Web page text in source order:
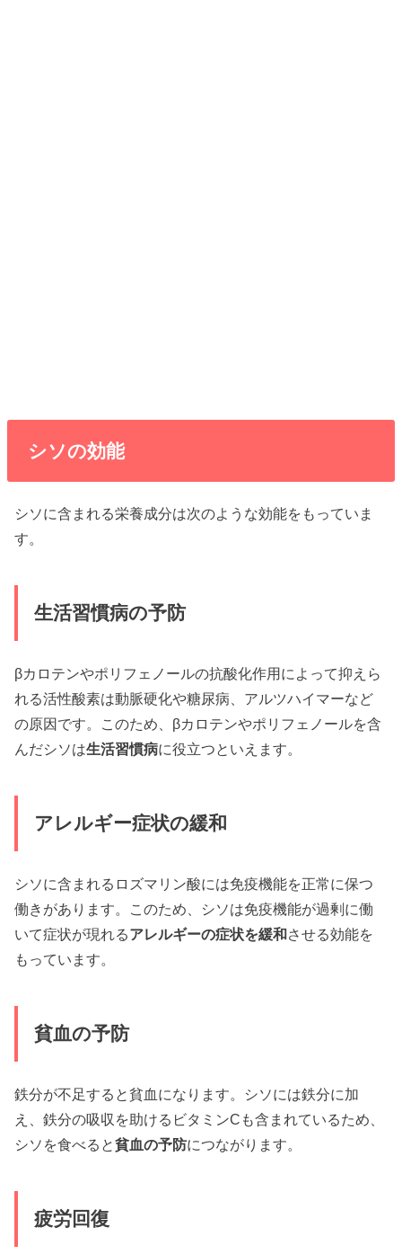
シソの効能
シソに含まれる栄養成分は次のような効能をもっていま
す。
生活習慣病の予防
βカロテンやポリフェノールの抗酸化作用によって抑えら
れる活性酸素は動脈硬化や糖尿病、アルツハイマーなど
の原因です。このため、βカロテンやポリフェノールを含
んだシソは生活習慣病に役立つといえます。
アレルギー症状の緩和
シソに含まれるロズマリン酸には免疫機能を正常に保つ
働きがあります。このため、シソは免疫機能が過剰に働
いて症状が現れるアレルギーの症状を緩和させる効能を
もっています。
貧血の予防
鉄分が不足すると貧血になります。シソには鉄分に加
え、鉄分の吸収を助けるビタミンCも含まれているため、
シソを食べると貧血の予防につながります。
疲労回復